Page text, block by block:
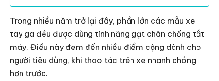
Trong nhiều năm trở lại đây, phần lớn các mẫu xe
tay ga đều được dùng tính năng gạt chân chống tắt
máy. Điều này đem đến nhiều điểm cộng dành cho
người tiêu dùng, khi thao tác trên xe nhanh chóng
hơn trước.